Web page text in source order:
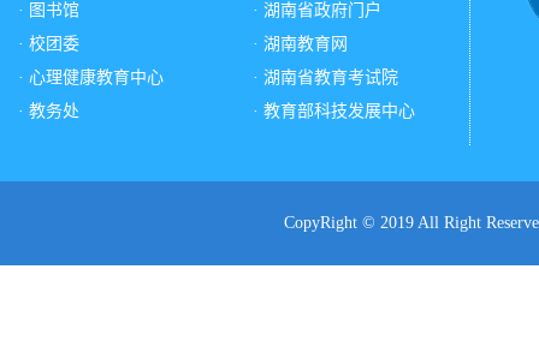
· 图书馆
· 校团委
· 心理健康教育中心
· 教务处
· 湖南省政府门户
· 湖南教育网
· 湖南省教育考试院
· 教育部科技发展中心
CopyRight © 2019 All Right